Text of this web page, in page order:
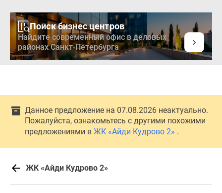
Поиск бизнес центров
Найдите современный офис в деловых
районах Санкт-Петербурга
Данное предложение на 07.08.2026 неактуально.
Пожалуйста, ознакомьтесь с другими похожими
предложениями в ЖК «Айди Кудрово 2» .
ЖК «Айди Кудрово 2»